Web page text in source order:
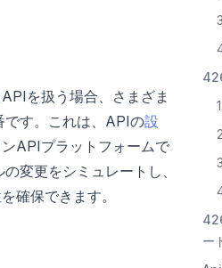
を扱う場合、さまざま
です。これは、APIの設
APIプラットフォームで
変更をシミュレートし、
確保できます。
ー